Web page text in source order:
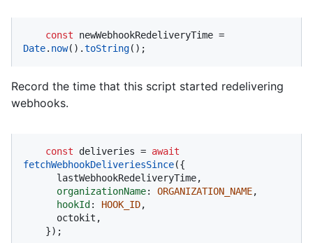
const
Date. now().toString();
Record the time that this script started redelivering
webhooks.
const deliveries = await
fetchWebhookDeliveriesSince({
organizationName: ORGANIZATION_NAME,
hookId : HOOK_ID,
    });